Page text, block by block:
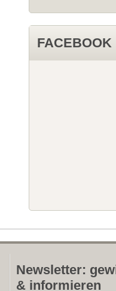
FACEBOOK
Newsletter:
& informieren